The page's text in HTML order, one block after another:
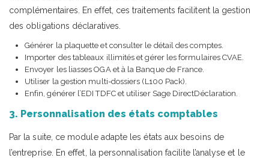
complémentaires. En effet, ces traitements facilitent la gestion
des obligations déclaratives.
Générer la plaquette et consulter le détail des comptes.
Importer des tableaux illimités et gérer les formulaires CVAE.
Envoyer les liasses OGA et à la Banque de France.
Utiliser la gestion multi-dossiers (L100 Pack).
Enfin, générer l’EDI TDFC et utiliser Sage DirectDéclaration.
3. Personnalisation des états comptables
Par la suite, ce module adapte les états aux besoins de
l’entreprise. En effet, la personnalisation facilite l’analyse et le